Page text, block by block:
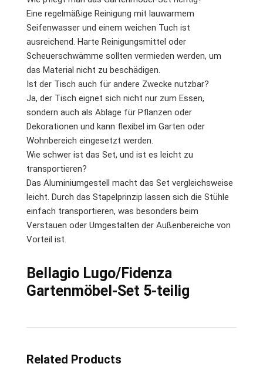
Eine regelmäßige Reinigung mit lauwarmem
Seifenwasser und einem weichen Tuch ist
ausreichend. Harte Reinigungsmittel oder
Scheuerschwämme sollten vermieden werden, um
das Material nicht zu beschädigen.
Ist der Tisch auch für andere Zwecke nutzbar?
Ja, der Tisch eignet sich nicht nur zum Essen,
sondern auch als Ablage für Pflanzen oder
Dekorationen und kann flexibel im Garten oder
Wohnbereich eingesetzt werden.
Wie schwer ist das Set, und ist es leicht zu
transportieren?
Das Aluminiumgestell macht das Set vergleichsweise
leicht. Durch das Stapelprinzip lassen sich die Stühle
einfach transportieren, was besonders beim
Verstauen oder Umgestalten der Außenbereiche von
Vorteil ist.
Bellagio Lugo/Fidenza
Gartenmöbel-Set 5-teilig
Related Products